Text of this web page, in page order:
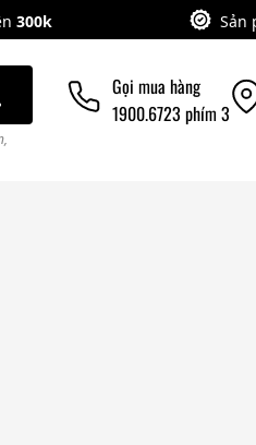
300k Sản
,
Gọi mua hàng
1900.6723 phím 3